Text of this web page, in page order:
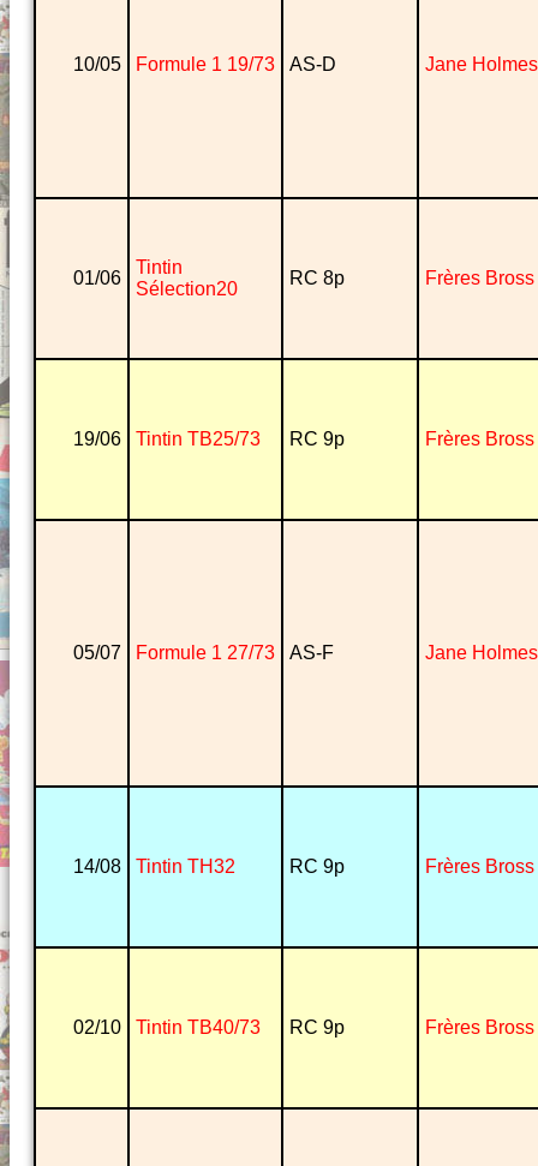
10/05 Formule 1 19/73 AS-D Jane Holmes
01/06
Tintin
Sélection20
RC 8p Frères Bross
19/06 Tintin TB25/73 RC 9p Frères Bross
05/07 Formule 1 27/73 AS-F Jane Holmes
14/08 Tintin TH32 RC 9p Frères Bross
02/10 Tintin TB40/73 RC 9p Frères Bross